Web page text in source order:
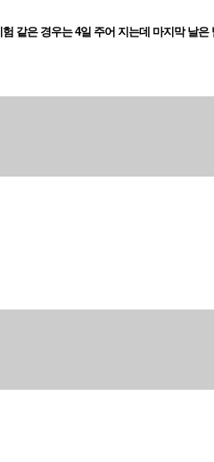
같은 경우는 4일 주어 지는데 마지막 날은